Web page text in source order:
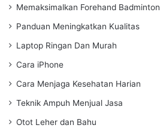
Memaksimalkan Forehand Badminton
Panduan Meningkatkan Kualitas
Laptop Ringan Dan Murah
Cara iPhone
Cara Menjaga Kesehatan Harian
Teknik Ampuh Menjual Jasa
Otot Leher dan Bahu